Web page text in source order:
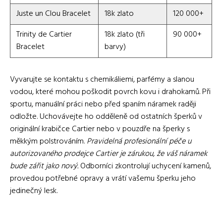
Juste un Clou Bracelet
18k zlato
120 000+
Trinity de Cartier
Bracelet
18k zlato (tři
barvy)
90 000+
Vyvarujte se kontaktu s chemikáliemi, parfémy a slanou
vodou, které mohou poškodit povrch kovu i drahokamů. Při
sportu, manuální práci nebo před spaním náramek raději
odložte. Uchovávejte ho odděleně od ostatních šperků v
originální krabičce Cartier nebo v pouzdře na šperky s
měkkým polstrováním.Pravidelná profesionální péče u
autorizovaného prodejce Cartier je zárukou, že váš náramek
bude zářit jako nový.Odborníci zkontrolují uchycení kamenů,
provedou potřebné opravy a vrátí vašemu šperku jeho
jedinečný lesk.